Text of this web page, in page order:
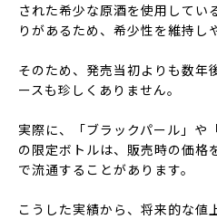
された希少な原酒を使用してい
りがあるため、希少性を維持し
そのため、発売当初よりも数年
ースも珍しくありません。
実際に、「ブラックパール」や
の限定ボトルは、販売時の価格
で流通することがあります。
こうした実績から、将来的な値